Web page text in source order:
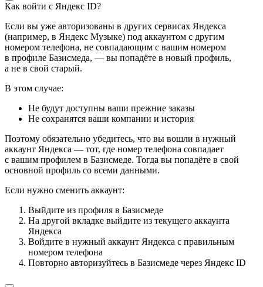
Как войти с Яндекс ID?
Если вы уже авторизованы в других сервисах Яндекса
(например, в Яндекс Музыке) под аккаунтом с другим
номером телефона, не совпадающим с вашим номером
в профиле Базисмеда, — вы попадёте в новый профиль,
а не в свой старый.
В этом случае:
Не будут доступны ваши прежние заказы
Не сохранятся ваши компании и история
Поэтому обязательно убедитесь, что вы вошли в нужный
аккаунт Яндекса — тот, где номер телефона совпадает
с вашим профилем в Базисмеде. Тогда вы попадёте в свой
основной профиль со всеми данными.
Если нужно сменить аккаунт:
Выйдите из профиля в Базисмеде
На другой вкладке выйдите из текущего аккаунта
Яндекса
Войдите в нужный аккаунт Яндекса с правильным
номером телефона
Повторно авторизуйтесь в Базисмеде через Яндекс ID